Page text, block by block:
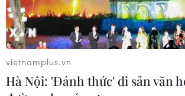
vietnamplus.vn
Hà Nội: 'Đánh thức' di sản văn